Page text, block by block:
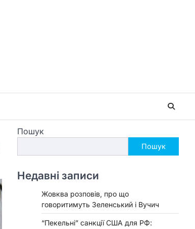
Пошук
Пошук
Недавні записи
Жовква розповів, про що
говоритимуть Зеленський і Вучич
“Пекельні” санкції США для РФ: